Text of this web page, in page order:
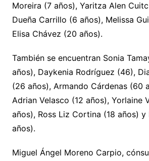
Moreira (7 años), Yaritza Alen
Dueña Carrillo (6 años), Melissa
Elisa Chávez (20 años).
También se encuentran Sonia
años), Daykenia Rodríguez (46),
(26 años), Armando Cárdenas (60
Adrian Velasco (12 años), Yorlaine
años), Ross Liz Cortina (18 años)
años).
Miguel Ángel Moreno Carpio,